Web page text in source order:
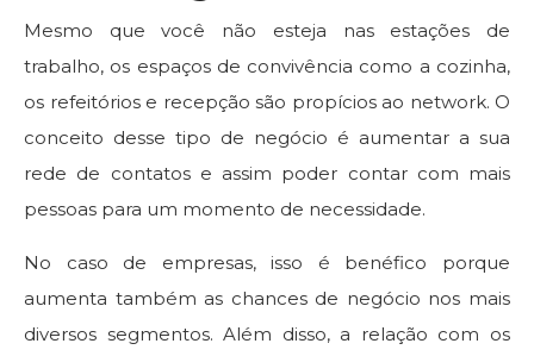
Mesmo que você não esteja nas estações de
trabalho, os espaços de convivência como a cozinha,
os refeitórios e recepção são propícios ao network. O
conceito desse tipo de negócio é aumentar a sua
rede de contatos e assim poder contar com mais
pessoas para um momento de necessidade.
No caso de empresas, isso é benéfico porque
aumenta também as chances de negócio nos mais
diversos segmentos. Além disso, a relação com os